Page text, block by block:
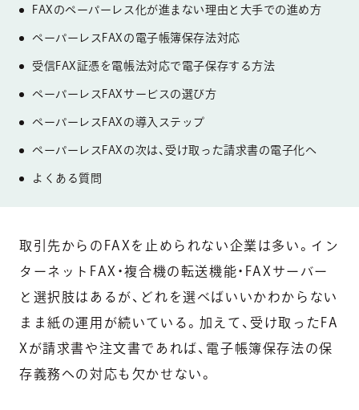
FAXのペーパーレス化が進まない理由と大手での進め方
ペーパーレスFAXの電子帳簿保存法対応
受信FAX証憑を電帳法対応で電子保存する方法
ペーパーレスFAXサービスの選び方
ペーパーレスFAXの導入ステップ
ペーパーレスFAXの次は、受け取った請求書の電子化へ
よくある質問
取引先からのFAXを止められない企業は多い。イン
ターネットFAX・複合機の転送機能・FAXサーバー
と選択肢はあるが、どれを選べばいいかわからない
まま紙の運用が続いている。加えて、受け取ったFA
Xが請求書や注文書であれば、電子帳簿保存法の保
存義務への対応も欠かせない。